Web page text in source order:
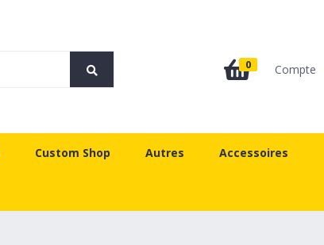
0 Compte
Custom Shop Autres Accessoires